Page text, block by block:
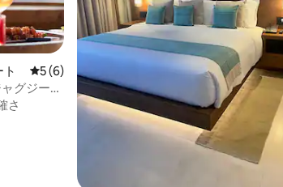
レビュー6件、5つ星中5つ星の平均評価
5 (6)
グジーと
さ